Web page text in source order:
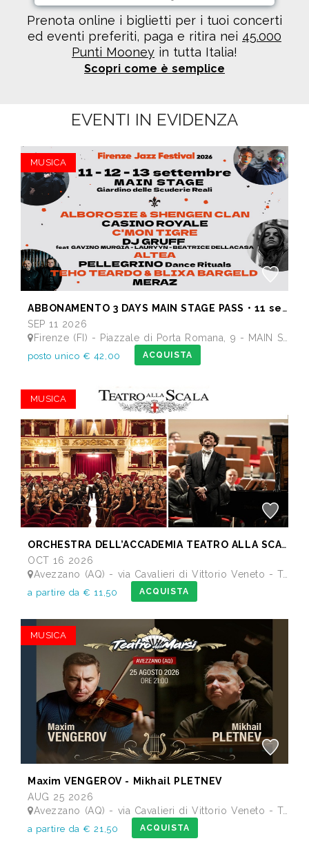
Prenota online i biglietti per i tuoi concerti
ed eventi preferiti, paga e ritira nei 45.000
Punti Mooney in tutta Italia!
Scopri come è semplice
EVENTI IN EVIDENZA
MUSICA
ABBONAMENTO 3 DAYS MAIN STAGE PASS • 11 settembre: Alborosie & Shengen Clan, DJ Gruff feat Gavino Murgia - Lauryyn - Beatrice Dellacasa, after party Dj Gruff • 12 settembre: Altea, Pellegrino, Casino Royale • 13 settembre: Meraz, Teho Teardo & Blixa Bargeld, C'Mon Tigre
SEP 11 2026
Firenze (FI) - Piazzale di Porta Romana, 9 - MAIN STAGE - Giardino delle Scuderie Reali
posto unico € 42,00 ACQUISTA
MUSICA
ORCHESTRA DELL’ACCADEMIA TEATRO ALLA SCALA di Milano
OCT 16 2026
Avezzano (AQ) - via Cavalieri di Vittorio Veneto - Teatro dei Marsi
a partire da € 11,50 ACQUISTA
MUSICA
Maxim VENGEROV - Mikhail PLETNEV
AUG 25 2026
Avezzano (AQ) - via Cavalieri di Vittorio Veneto - Teatro dei Marsi
a partire da € 21,50 ACQUISTA